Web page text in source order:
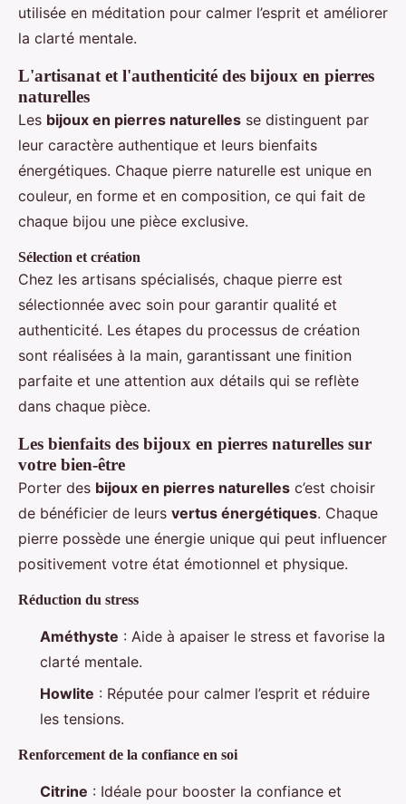
utilisée en méditation pour calmer l’esprit et améliorer
la clarté mentale.
L'artisanat et l'authenticité des bijoux en pierres
naturelles
Les bijoux en pierres naturelles se distinguent par
leur caractère authentique et leurs bienfaits
énergétiques. Chaque pierre naturelle est unique en
couleur, en forme et en composition, ce qui fait de
chaque bijou une pièce exclusive.
Sélection et création
Chez les artisans spécialisés, chaque pierre est
sélectionnée avec soin pour garantir qualité et
authenticité. Les étapes du processus de création
sont réalisées à la main, garantissant une finition
parfaite et une attention aux détails qui se reflète
dans chaque pièce.
Les bienfaits des bijoux en pierres naturelles sur
votre bien-être
Porter des bijoux en pierres naturelles c’est choisir
de bénéficier de leurs vertus énergétiques. Chaque
pierre possède une énergie unique qui peut influencer
positivement votre état émotionnel et physique.
Réduction du stress
Améthyste : Aide à apaiser le stress et favorise la
clarté mentale.
Howlite : Réputée pour calmer l’esprit et réduire
les tensions.
Renforcement de la confiance en soi
Citrine : Idéale pour booster la confiance et